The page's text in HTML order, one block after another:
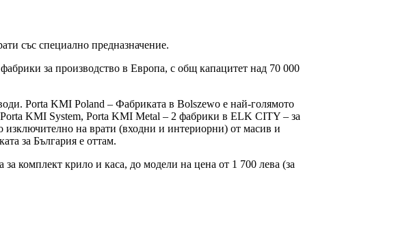
със специално предназначение.
за производство в Европа, с общ капацитет над 70 000
Porta KMI Poland – Фабриката в Bolszewo е най-голямото
KMI System, Porta KMI Metal – 2 фабрики в ELK CITY – за
на врати (входни и интериорни) от масив и
за България е оттам.
комплект крило и каса, до модели на цена от 1 700 лева (за